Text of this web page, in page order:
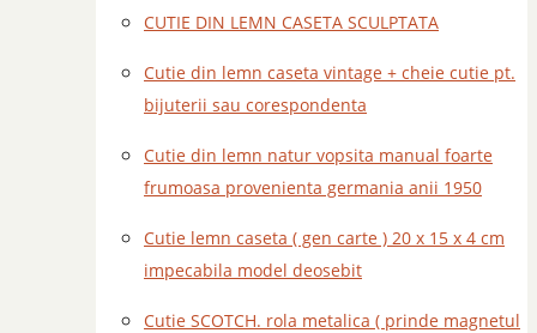
CUTIE DIN LEMN CASETA SCULPTATA
Cutie din lemn caseta vintage + cheie cutie pt.
bijuterii sau corespondenta
Cutie din lemn natur vopsita manual foarte
frumoasa provenienta germania anii 1950
Cutie lemn caseta ( gen carte ) 20 x 15 x 4 cm
impecabila model deosebit
Cutie SCOTCH. rola metalica ( prinde magnetul